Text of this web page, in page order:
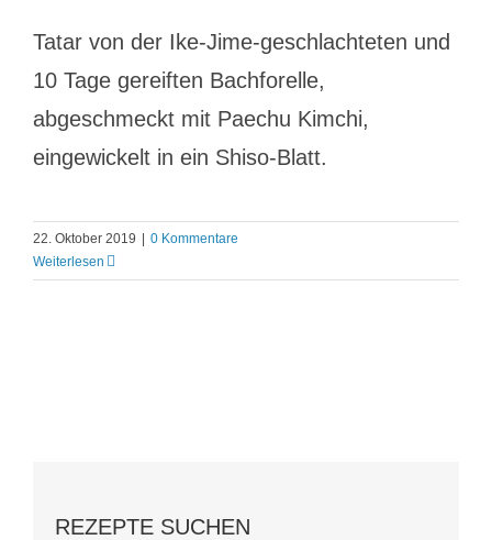
Tatar von der Ike-Jime-geschlachteten und
10 Tage gereiften Bachforelle,
abgeschmeckt mit Paechu Kimchi,
eingewickelt in ein Shiso-Blatt.
22. Oktober 2019
0 Kommentare
Weiterlesen
REZEPTE SUCHEN